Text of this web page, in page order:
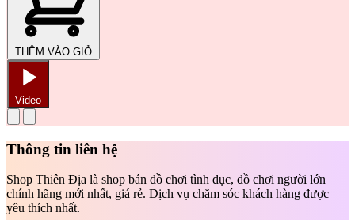
THÊM VÀO GIỎ
Video
Thông tin liên hệ
Shop Thiên Địa là shop bán đồ chơi tình dục, đồ chơi người lớn
chính hãng mới nhất, giá rẻ. Dịch vụ chăm sóc khách hàng được
yêu thích nhất.